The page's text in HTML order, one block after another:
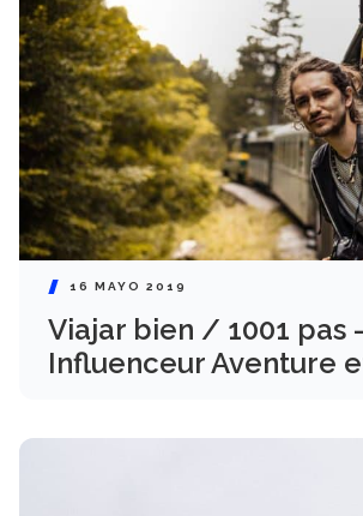
16 MAYO 2019
Viajar bien / 1001 pas
Influenceur Aventure